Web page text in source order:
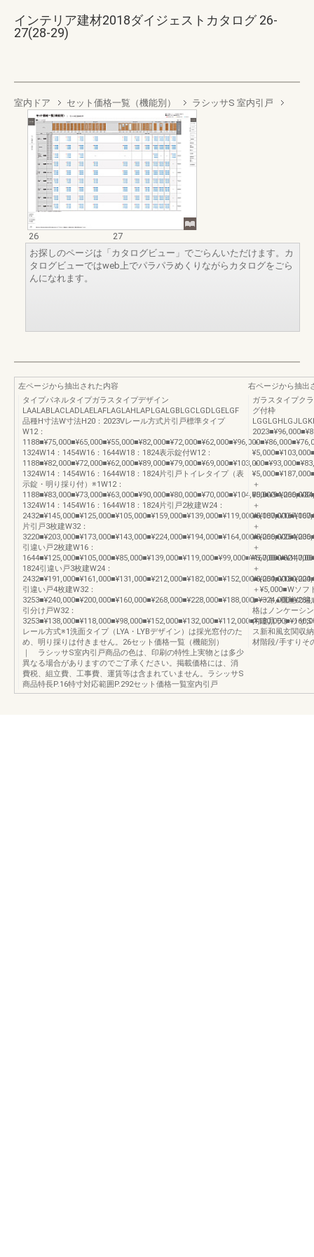
インテリア建材2018ダイジェストカタログ 26-
27(28-29)
室内ドア セット価格一覧（機能別） ラシッサS 室内引戸
26
27
お探しのページは「カタログビュー」でごらんいただけます。カ
タログビューではweb上でパラパラめくりながらカタログをごら
んになれます。
左ページから抽出された内容
タイプパネルタイプガラスタイプデザイン
LAALABLACLADLAELAFLAGLAHLAPLGALGBLGCLGDLGELGF
品種H寸法W寸法H20：2023Vレール方式片引戸標準タイプ
W12：
1324W14：1454W16：1644W18：1824表示錠付W12：
1324W14：1454W16：1644W18：1824片引戸トイレタイプ（表
示錠・明り採り付）※1W12：
1324W14：1454W16：1644W18：1824片引戸2枚建W24：
片引戸3枚建W32：
引違い戸2枚建W16：
1824引違い戸3枚建W24：
引違い戸4枚建W32：
引分け戸W32：
レール方式※1洗面タイプ（LYA・LYBデザイン）は採光窓付のた
め、明り採りは付きません。26セット価格一覧（機能別）
｜ ラシッサS室内引戸商品の色は、印刷の特性上実物とは多少
異なる場合がありますのでご了承ください。掲載価格には、消
費税、組立費、工事費、運賃等は含まれていません。ラシッサS
商品特長P.16特寸対応範囲P.292セット価格一覧室内引戸
右ページから抽出
ガラスタイプク
グ付枠
＋
＋
＋
＋
＋
＋
＋
＋¥5,000■Wソ
レーキ●機能の違
格はノンケーシ
内建具ラシッサ
ス新和風玄関収
材階段/手すりそ